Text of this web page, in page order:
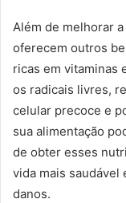
Além de melhorar
oferecem outros
ricas em vitaminas
os radicais livres,
celular precoce e
sua alimentação
de obter esses
vida mais saudável
danos.